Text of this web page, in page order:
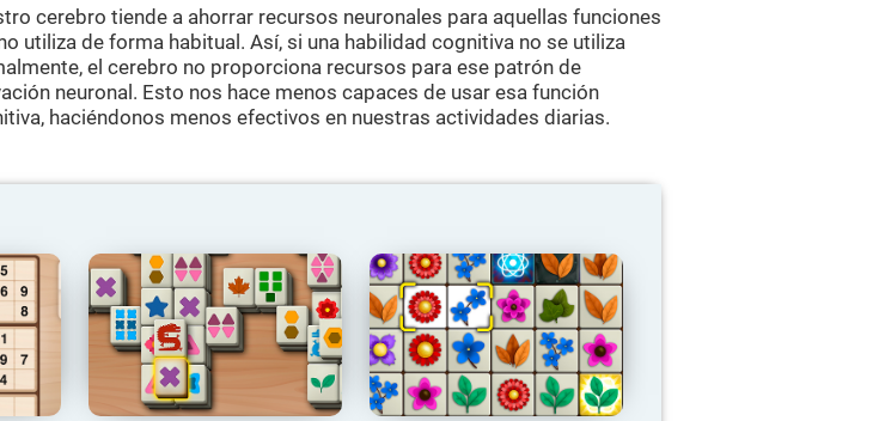
cerebro tiende a ahorrar recursos neuronales para aquellas funciones
utiliza de forma habitual. Así, si una habilidad cognitiva no se utiliza
el cerebro no proporciona recursos para ese patrón de
neuronal. Esto nos hace menos capaces de usar esa función
haciéndonos menos efectivos en nuestras actividades diarias.